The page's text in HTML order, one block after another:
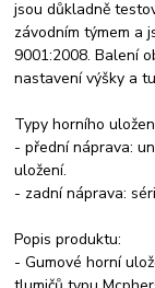
jsou důkladně
závodním týmem a
9001:2008. Balení
nastavení výšky a
Typy horního
- přední náprava:
uložení.
- zadní náprava:
Popis produktu:
- Gumové horní